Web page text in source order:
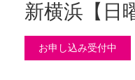
新横浜【日
お申し込み受付中